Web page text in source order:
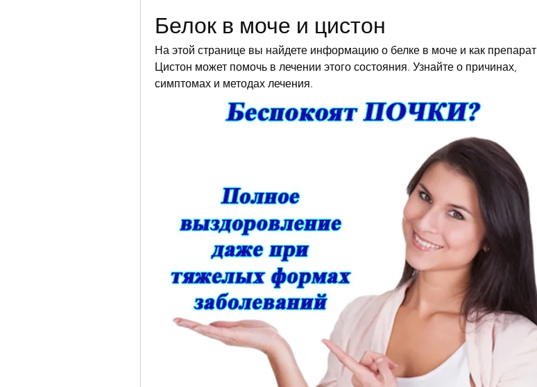
Белок в моче и цистон
На этой странице вы найдете информацию о белке в моче и как препарат
Цистон может помочь в лечении этого состояния. Узнайте о причинах,
симптомах и методах лечения.